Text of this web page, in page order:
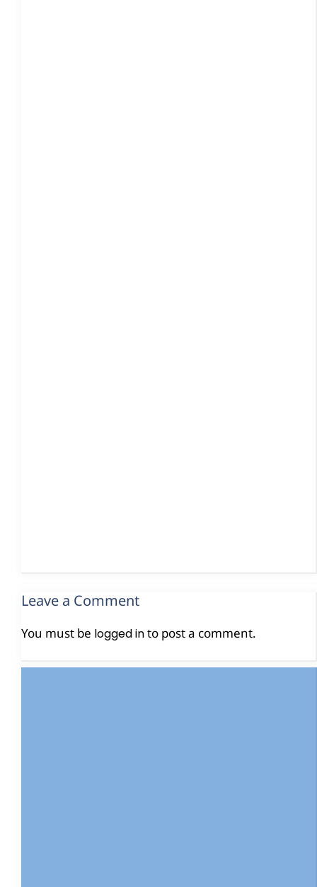
Leave a Comment
You must be logged into post a comment.